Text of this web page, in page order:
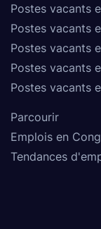
Postes vacants
Postes vacants
Postes vacants
Postes vacants
Postes vacants
Parcourir
Emplois en
Tendances